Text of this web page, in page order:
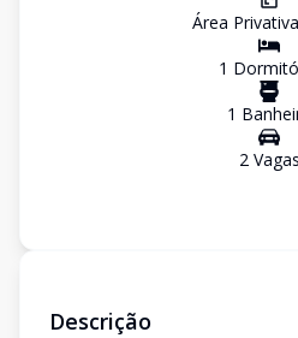
Área Privativa
1
1
2Vagas
Descrição